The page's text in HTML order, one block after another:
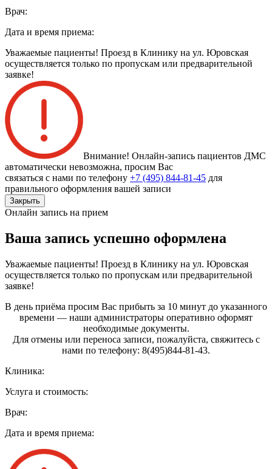
Врач:
Дата и время приема:
Уважаемые пациенты! Проезд в Клинику на ул. Юровская
осуществляется только по пропускам или предварительной
заявке!
Внимание! Онлайн-запись пациентов ДМС
автоматически невозможна, просим Вас
связаться с нами по телефону +7 (495) 844-81-45 для
правильного оформления вашей записи
Закрыть
Онлайн запись на прием
Ваша запись успешно оформлена
Уважаемые пациенты! Проезд в Клинику на ул. Юровская
осуществляется только по пропускам или предварительной
заявке!
В день приёма просим Вас прибыть за 10 минут до указанного
времени — наши администраторы оперативно оформят
необходимые документы.
Для отмены или переноса записи, пожалуйста, свяжитесь с
нами по телефону: 8(495)844‑81‑43.
Клиника:
Услуга и стоимость:
Врач:
Дата и время приема: